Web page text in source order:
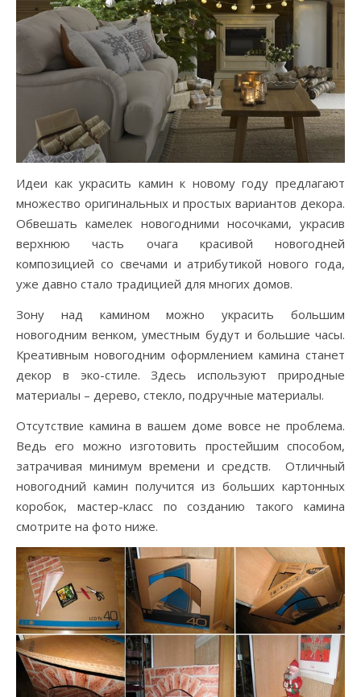
Идеи как украсить камин к новому году предлагают
множество оригинальных и простых вариантов декора.
Обвешать камелек новогодними носочками, украсив
верхнюю часть очага красивой новогодней
композицией со свечами и атрибутикой нового года,
уже давно стало традицией для многих домов.
Зону над камином можно украсить большим
новогодним венком, уместным будут и большие часы.
Креативным новогодним оформлением камина станет
декор в эко-стиле. Здесь используют природные
материалы – дерево, стекло, подручные материалы.
Отсутствие камина в вашем доме вовсе не проблема.
Ведь его можно изготовить простейшим способом,
затрачивая минимум времени и средств. Отличный
новогодний камин получится из больших картонных
коробок, мастер-класс по созданию такого камина
смотрите на фото ниже.